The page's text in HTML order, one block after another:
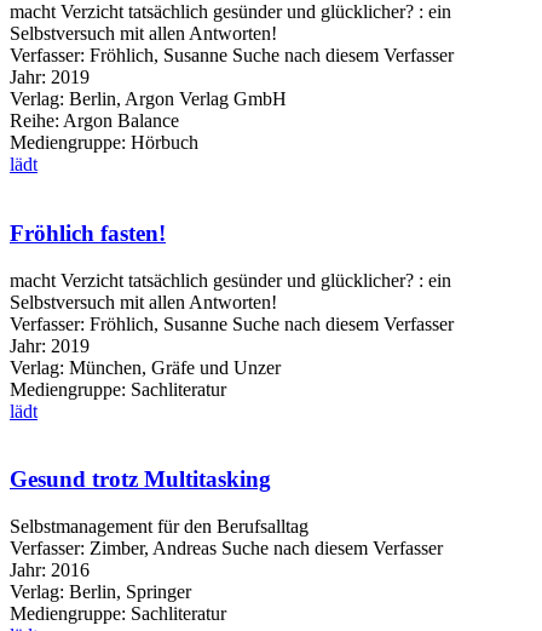
macht Verzicht tatsächlich gesünder und glücklicher? : ein
Selbstversuch mit allen Antworten!
Verfasser: Fröhlich, Susanne Suche nach diesem Verfasser
Jahr: 2019
Verlag: Berlin, Argon Verlag GmbH
Reihe: Argon Balance
Mediengruppe: Hörbuch
lädt
Fröhlich fasten!
macht Verzicht tatsächlich gesünder und glücklicher? : ein
Selbstversuch mit allen Antworten!
Verfasser: Fröhlich, Susanne Suche nach diesem Verfasser
Jahr: 2019
Verlag: München, Gräfe und Unzer
Mediengruppe: Sachliteratur
lädt
Gesund trotz Multitasking
Selbstmanagement für den Berufsalltag
Verfasser: Zimber, Andreas Suche nach diesem Verfasser
Jahr: 2016
Verlag: Berlin, Springer
Mediengruppe: Sachliteratur